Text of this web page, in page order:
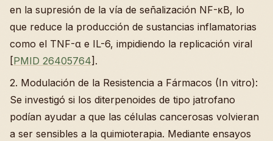
en la supresión de la vía de señalización NF-κB, lo
que reduce la producción de sustancias inflamatorias
como el TNF-α e IL-6, impidiendo la replicación viral
[PMID 26405764].
2. Modulación de la Resistencia a Fármacos (In vitro):
Se investigó si los diterpenoides de tipo jatrofano
podían ayudar a que las células cancerosas volvieran
a ser sensibles a la quimioterapia. Mediante ensayos